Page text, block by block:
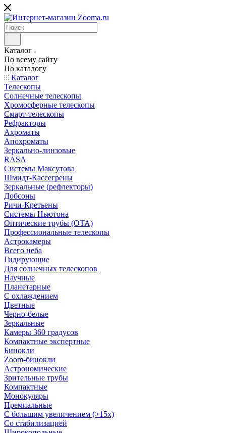
Каталог
По всему сайту
По каталогу
Каталог
Телескопы
Солнечные телескопы
Хромосферные телескопы
Смарт-телескопы
Рефракторы
Ахроматы
Апохроматы
Зеркально-линзовые
RASA
Системы Максутова
Шмидт-Кассегрены
Зеркальные (рефлекторы)
Добсоны
Ричи-Кретьены
Системы Ньютона
Оптические трубы (OTA)
Профессиональные телескопы
Астрокамеры
Всего неба
Гидирующие
Для солнечных телескопов
Научные
Планетарные
С охлаждением
Цветные
Черно-белые
Зеркальные
Камеры 360 градусов
Компактные экспертные
Бинокли
Zoom-бинокли
Астрономические
Зрительные трубы
Компактные
Монокуляры
Премиальные
С большим увеличением (>15x)
Со стабилизацией